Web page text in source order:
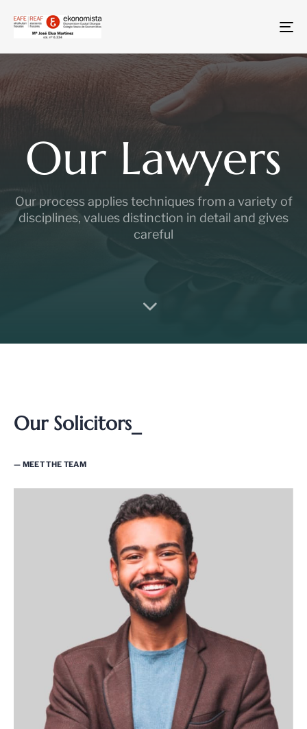
Our Lawyers
Our process applies techniques from a variety of
disciplines, values distinction in detail and gives
careful
Our Solicitors_
— MEET THE TEAM